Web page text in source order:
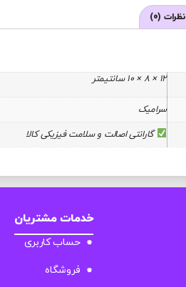
نظرات (0)
12 × 8 × 10 سانتیمتر
سرامیک
گارانتی اصالت و سلامت فیزیکی کالا
خدمات مشتریان
حساب کاربری
فروشگاه